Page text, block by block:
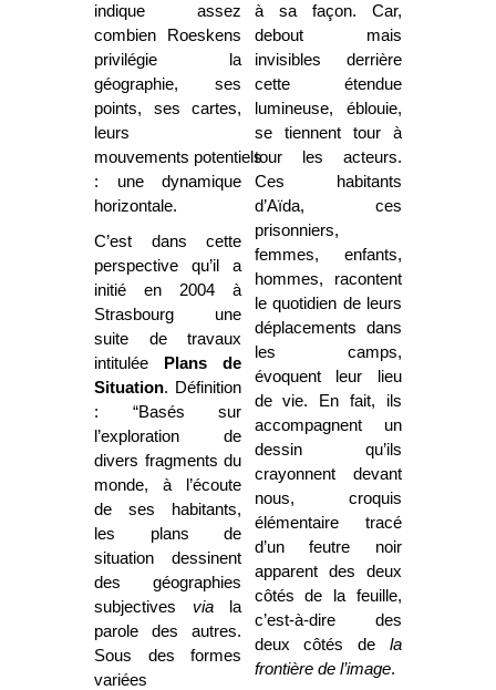
indique assez
combien Roeskens
privilégie la
géographie, ses
points, ses cartes,
leurs
mouvements potentiels
: une dynamique
horizontale.
C’est dans cette
perspective qu’il a
initié en 2004 à
Strasbourg une
suite de travaux
intitulée
Plans de
Situation. Définition
: “Basés sur
l’exploration de
divers fragments du
monde, à l’écoute
de ses habitants,
les plans de
situation dessinent
des géographies
subjectives viala
parole des autres.
Sous des formes
variées
à sa façon. Car,
debout mais
invisibles derrière
cette étendue
lumineuse, éblouie,
se tiennent tour à
tour les acteurs.
Ces habitants
d’Aïda, ces
prisonniers,
femmes, enfants,
hommes, racontent
le quotidien de leurs
déplacements dans
les camps,
évoquent leur lieu
de vie. En fait, ils
accompagnent un
dessin qu’ils
crayonnent devant
nous, croquis
élémentaire tracé
d’un feutre noir
apparent des deux
côtés de la feuille,
c’est-à-dire des
deux côtés de la
frontière de l’image.